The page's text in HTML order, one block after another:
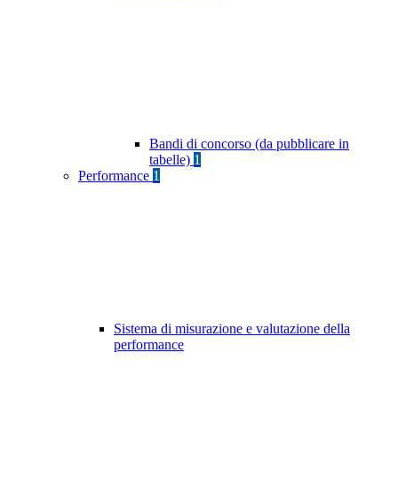
Bandi di concorso (da pubblicare in
tabelle) 1
Performance 1
Sistema di misurazione e valutazione della
performance